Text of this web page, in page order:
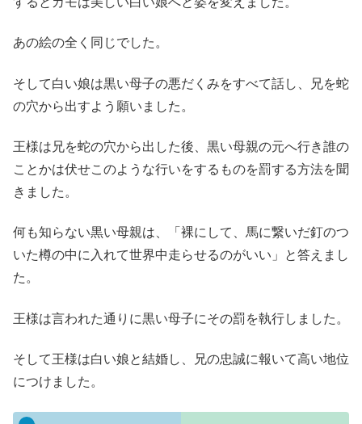
あの絵の全く同じでした。
そして白い娘は黒い母子の悪だくみをすべて話し、兄を蛇
の穴から出すよう願いました。
王様は兄を蛇の穴から出した後、黒い母親の元へ行き誰の
ことかは伏せこのような行いをするものを罰する方法を聞
きました。
何も知らない黒い母親は、「裸にして、馬に繋いだ釘のつ
いた樽の中に入れて世界中走らせるのがいい」と答えまし
た。
王様は言われた通りに黒い母子にその罰を執行しました。
そして王様は白い娘と結婚し、兄の忠誠に報いて高い地位
につけました。